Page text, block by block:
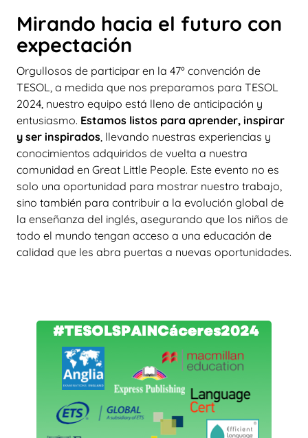
Mirando hacia el futuro con
expectación
Orgullosos de participar en la 47º convención de
TESOL, a medida que nos preparamos para TESOL
2024, nuestro equipo está lleno de anticipación y
entusiasmo. Estamos listos para aprender, inspirar
y ser inspirados, llevando nuestras experiencias y
conocimientos adquiridos de vuelta a nuestra
comunidad en Great Little People. Este evento no es
solo una oportunidad para mostrar nuestro trabajo,
sino también para contribuir a la evolución global de
la enseñanza del inglés, asegurando que los niños de
todo el mundo tengan acceso a una educación de
calidad que les abra puertas a nuevas oportunidades.